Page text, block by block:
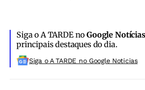
Siga o A TARDE noGoogle Notícias
principais destaques do dia.
Siga o A TARDE no Google Noticias